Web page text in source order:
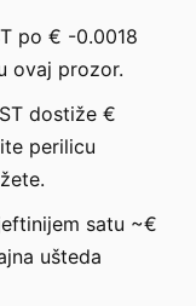
po € -0.0018
ovaj prozor.
dostiže €
perilicu
satu ~€
ušteda